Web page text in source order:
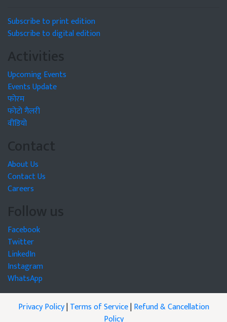
Subscribe to print edition
Subscribe to digital edition
Activities
Upcoming Events
Events Update
फोरम
फोटो गैलरी
वीडियो
Contact
About Us
Contact Us
Careers
Follow us
Facebook
Twitter
LinkedIn
Instagram
WhatsApp
Privacy Policy|Terms of Service|Refund & Cancellation
Policy